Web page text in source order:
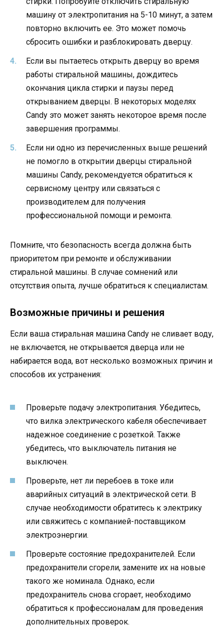
машину от электропитания на 5-10 минут, а затем
повторно включить ее. Это может помочь
сбросить ошибки и разблокировать дверцу.
Если вы пытаетесь открыть дверцу во время
работы стиральной машины, дождитесь
окончания цикла стирки и паузы перед
открыванием дверцы. В некоторых моделях
Candy это может занять некоторое время после
завершения программы.
Если ни одно из перечисленных выше решений
не помогло в открытии дверцы стиральной
машины Candy, рекомендуется обратиться к
сервисному центру или связаться с
производителем для получения
профессиональной помощи и ремонта.
Помните, что безопасность всегда должна быть
приоритетом при ремонте и обслуживании
стиральной машины. В случае сомнений или
отсутствия опыта, лучше обратиться к специалистам.
Возможные причины и решения
Если ваша стиральная машина Candy не сливает воду,
не включается, не открывается дверца или не
набирается вода, вот несколько возможных причин и
способов их устранения:
Проверьте подачу электропитания. Убедитесь,
что вилка электрического кабеля обеспечивает
надежное соединение с розеткой. Также
убедитесь, что выключатель питания не
выключен.
Проверьте, нет ли перебоев в токе или
аварийных ситуаций в электрической сети. В
случае необходимости обратитесь к электрику
или свяжитесь с компанией-поставщиком
электроэнергии.
Проверьте состояние предохранителей. Если
предохранители сгорели, замените их на новые
такого же номинала. Однако, если
предохранитель снова сгорает, необходимо
обратиться к профессионалам для проведения
дополнительных проверок.